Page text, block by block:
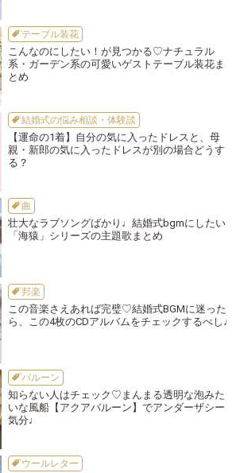
テーブル装花
こんなのにしたい！が見つかる♡ナチュラル
系・ガーデン系の可愛いゲストテーブル装花ま
とめ
結婚式の悩み相談・体験談
【運命の1着】自分の気に入ったドレスと、母
親・新郎の気に入ったドレスが別の場合どうす
る？
曲
壮大なラブソングばかり♩結婚式bgmにしたい
「海猿」シリーズの主題歌まとめ
邦楽
この音楽さえあれば完璧♡結婚式BGMに迷った
ら、この4枚のCDアルバムをチェックするべし♩
バルーン
知らない人はチェック♡まんまる透明な泡みた
いな風船【アクアバルーン】でアンダーザシー
気分♩
ウールレター